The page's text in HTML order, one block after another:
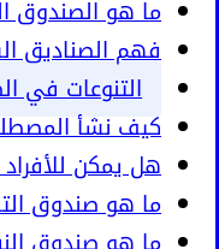
ما هو الصندوق
فهم الصناديق
التنوعات في
كيف نشأ
هل يمكن
ما هو صندوق